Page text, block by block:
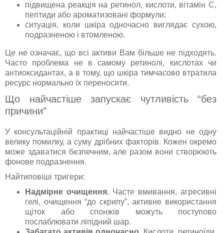
підвищена реакція на ретинол, кислоти, вітамін C,
пептиди або ароматизовані формули;
ситуація, коли шкіра одночасно виглядає сухою,
подразненою і втомленою.
Це не означає, що всі активи Вам більше не підходять.
Часто проблема не в самому ретинолі, кислотах чи
антиоксидантах, а в тому, що шкіра тимчасово втратила
ресурс нормально їх переносити.
Що найчастіше запускає чутливість “без
причини”
У консультаційній практиці найчастіше видно не одну
велику помилку, а суму дрібних факторів. Кожен окремо
може здаватися безпечним, але разом вони створюють
фонове подразнення.
Найтиповіші тригери:
Надмірне очищення. Часте вмивання, агресивні
гелі, очищення “до скрипу”, активне використання
щіток або спонжів можуть поступово
послаблювати ліпідний шар.